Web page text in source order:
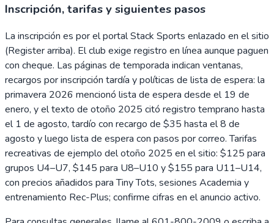
Inscripción, tarifas y siguientes pasos
La inscripción es por el portal Stack Sports enlazado en el sitio
(Register arriba). El club exige registro en línea aunque paguen
con cheque. Las páginas de temporada indican ventanas,
recargos por inscripción tardía y políticas de lista de espera: la
primavera 2026 mencionó lista de espera desde el 19 de
enero, y el texto de otoño 2025 citó registro temprano hasta
el 1 de agosto, tardío con recargo de $35 hasta el 8 de
agosto y luego lista de espera con pasos por correo. Tarifas
recreativas de ejemplo del otoño 2025 en el sitio: $125 para
grupos U4–U7, $145 para U8–U10 y $155 para U11–U14,
con precios añadidos para Tiny Tots, sesiones Academia y
entrenamiento Rec-Plus; confirme cifras en el anuncio activo.